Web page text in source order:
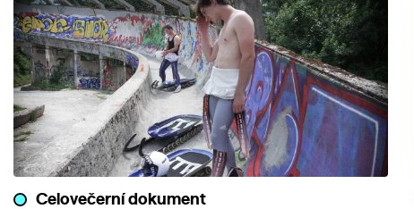
Celovečerní dokument